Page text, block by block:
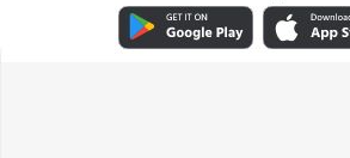
ADVERTISEMENT